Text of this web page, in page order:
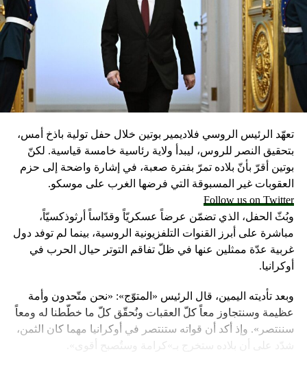
تعهّد الرئيس الروسي فلاديمير بوتين خلال حفل تولية باذخ أمس،
بتحقيق النصر للروس، ليبدأ ولاية رئاسية خامسة قياسية. لكنّ
بوتين أقرّ بأنّ بلاده تمرّ بفترة صعبة، في إشارة واضحة إلى حزم
العقوبات غير المسبوقة التي فرضها الغرب على موسكو.
Follow us on Twitter
وبُثّ الحفل، الذي تضمّن عرضاً عسكريّاً وقدّاساً أرثوذكسيّاً،
مباشرة على أبرز القنوات التلفزيونية الروسية، بينما لم توفد دول
غربية عدّة ممثلين عنها في ظلّ تفاقم التوتر حيال الحرب في
أوكرانيا.
وبعد تأديته اليمين، قال الرئيس «المتوّج»: «نحن متّحدون وأمة
عظيمة وسنتجاوز معاً كلّ العقبات ونُحقّق كلّ ما خطّطنا له ومعاً
سننتصر». وإذ أكد أن قواته ستنتصر في أوكرانيا مهما كان الثمن،
شدّد على أن بلاده ستخرج بـ»كرامة وستُصبح أقوى».